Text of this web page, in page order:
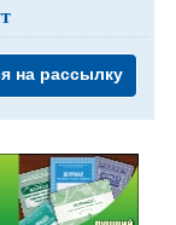
на рассылку